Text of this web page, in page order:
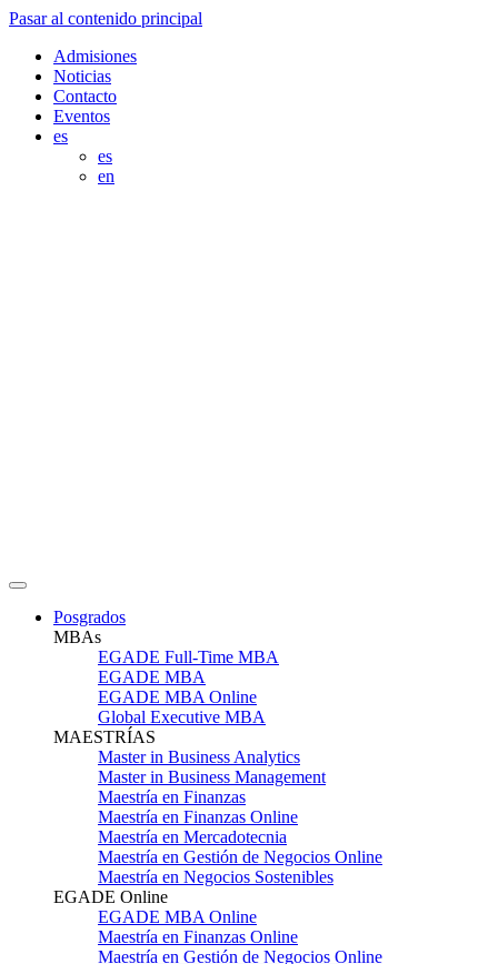
Pasar al contenido principal
Admisiones
Noticias
Contacto
Eventos
es
es
en
Posgrados
MBAs
EGADE Full-Time MBA
EGADE MBA
EGADE MBA Online
Global Executive MBA
MAESTRÍAS
Master in Business Analytics
Master in Business Management
Maestría en Finanzas
Maestría en Finanzas Online
Maestría en Mercadotecnia
Maestría en Gestión de Negocios Online
Maestría en Negocios Sostenibles
EGADE Online
EGADE MBA Online
Maestría en Finanzas Online
Maestría en Gestión de Negocios Online